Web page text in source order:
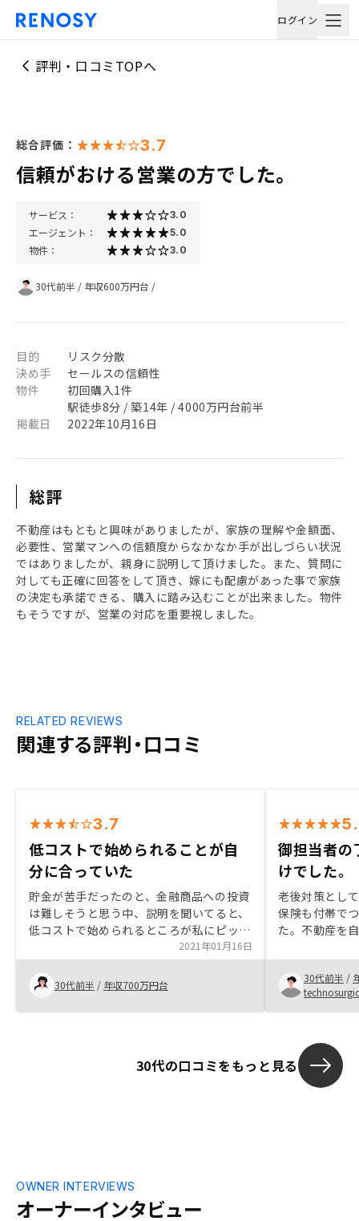
ログイン
評判・口コミTOPへ
総合評価： 3.7
信頼がおける営業の方でした。
サービス： 3.0
エージェント： 5.0
物件： 3.0
30代前半 / 年収600万円台 /
目的
リスク分散
決め手
セールスの信頼性
物件
初回購入1件
駅徒歩8分 / 築14年 / 4000万円台前半
掲載日
2022年10月16日
総評
不動産はもともと興味がありましたが、家族の理解や金額面、
必要性、営業マンへの信頼度からなかなか手が出しづらい状況
ではありましたが、親身に説明して頂けました。また、質問に
対しても正確に回答をして頂き、嫁にも配慮があった事で家族
の決定も承諾できる、購入に踏み込むことが出来ました。物件
もそうですが、営業の対応を重要視しました。
関連する評判・口コミ
RELATED REVIEWS
3.7
低コストで始められることが自
分に合っていた
貯金が苦手だったのと、金融商品への投資
は難しそうと思う中、説明を聞いてると、
低コストで始められるところが私にピッタ
リでしたので、今回購入に至りました。
2021年01月16日
30代前半 / 年収700万円台
御担当者の
けでした。
老後対策とし
保険も付帯で
た。不動産を
明は丁寧且つ
な対応で行っ
30代前半 /
30代の口コミをもっと見る
オーナーインタビュー
OWNER INTERVIEWS